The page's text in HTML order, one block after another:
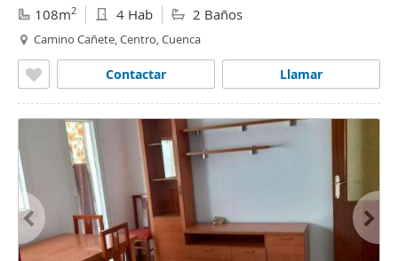
108m2 4 Hab 2 Baños
Camino Cañete, Centro, Cuenca
Llamar
Contactar